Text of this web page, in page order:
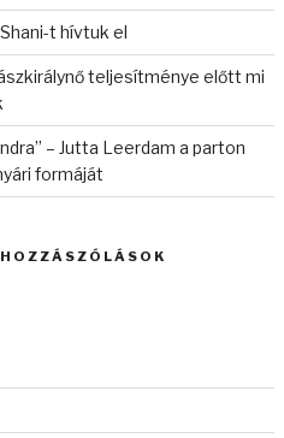
t hívtuk el
teljesítménye előtt mi
– Jutta Leerdam a parton
formáját